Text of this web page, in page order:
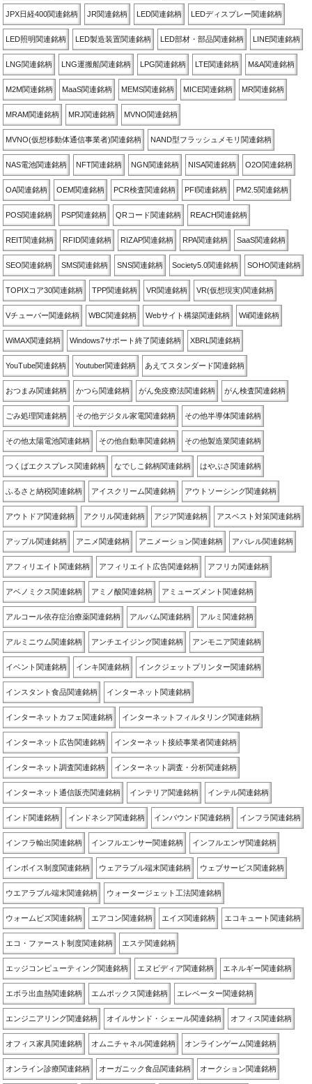
JPX日経400関連銘柄 JR関連銘柄 LED関連銘柄 LEDディスプレー関連銘柄
LED照明関連銘柄 LED製造装置関連銘柄 LED部材・部品関連銘柄 LINE関連銘柄
LNG関連銘柄 LNG運搬船関連銘柄 LPG関連銘柄 LTE関連銘柄 M&A関連銘柄
M2M関連銘柄 MaaS関連銘柄 MEMS関連銘柄 MICE関連銘柄 MR関連銘柄
MRAM関連銘柄 MRJ関連銘柄 MVNO関連銘柄
MVNO(仮想移動体通信事業者)関連銘柄 NAND型フラッシュメモリ関連銘柄
NAS電池関連銘柄 NFT関連銘柄 NGN関連銘柄 NISA関連銘柄 O2O関連銘柄
OA関連銘柄 OEM関連銘柄 PCR検査関連銘柄 PFI関連銘柄 PM2.5関連銘柄
POS関連銘柄 PSP関連銘柄 QRコード関連銘柄 REACH関連銘柄
REIT関連銘柄 RFID関連銘柄 RIZAP関連銘柄 RPA関連銘柄 SaaS関連銘柄
SEO関連銘柄 SMS関連銘柄 SNS関連銘柄 Society5.0関連銘柄 SOHO関連銘柄
TOPIXコア30関連銘柄 TPP関連銘柄 VR関連銘柄 VR(仮想現実)関連銘柄
Vチューバー関連銘柄 WBC関連銘柄 Webサイト構築関連銘柄 Wii関連銘柄
WiMAX関連銘柄 Windows7サポート終了関連銘柄 XBRL関連銘柄
YouTube関連銘柄 Youtuber関連銘柄 あえてスタンダード関連銘柄
おつまみ関連銘柄 かつら関連銘柄 がん免疫療法関連銘柄 がん検査関連銘柄
ごみ処理関連銘柄 その他デジタル家電関連銘柄 その他半導体関連銘柄
その他太陽電池関連銘柄 その他自動車関連銘柄 その他製造業関連銘柄
つくばエクスプレス関連銘柄 なでしこ銘柄関連銘柄 はやぶさ関連銘柄
ふるさと納税関連銘柄 アイスクリーム関連銘柄 アウトソーシング関連銘柄
アウトドア関連銘柄 アクリル関連銘柄 アジア関連銘柄 アスベスト対策関連銘柄
アップル関連銘柄 アニメ関連銘柄 アニメーション関連銘柄 アパレル関連銘柄
アフィリエイト関連銘柄 アフィリエイト広告関連銘柄 アフリカ関連銘柄
アベノミクス関連銘柄 アミノ酸関連銘柄 アミューズメント関連銘柄
アルコール依存症治療薬関連銘柄 アルバム関連銘柄 アルミ関連銘柄
アルミニウム関連銘柄 アンチエイジング関連銘柄 アンモニア関連銘柄
イベント関連銘柄 インキ関連銘柄 インクジェットプリンター関連銘柄
インスタント食品関連銘柄 インターネット関連銘柄
インターネットカフェ関連銘柄 インターネットフィルタリング関連銘柄
インターネット広告関連銘柄 インターネット接続事業者関連銘柄
インターネット調査関連銘柄 インターネット調査・分析関連銘柄
インターネット通信販売関連銘柄 インテリア関連銘柄 インテル関連銘柄
インド関連銘柄 インドネシア関連銘柄 インバウンド関連銘柄 インフラ関連銘柄
インフラ輸出関連銘柄 インフルエンサー関連銘柄 インフルエンザ関連銘柄
インボイス制度関連銘柄 ウェアラブル端末関連銘柄 ウェブサービス関連銘柄
ウエアラブル端末関連銘柄 ウォータージェット工法関連銘柄
ウォームビズ関連銘柄 エアコン関連銘柄 エイズ関連銘柄 エコキュート関連銘柄
エコ・ファースト制度関連銘柄 エステ関連銘柄
エッジコンピューティング関連銘柄 エヌビディア関連銘柄 エネルギー関連銘柄
エボラ出血熱関連銘柄 エムポックス関連銘柄 エレベーター関連銘柄
エンジニアリング関連銘柄 オイルサンド・シェール関連銘柄 オフィス関連銘柄
オフィス家具関連銘柄 オムニチャネル関連銘柄 オンラインゲーム関連銘柄
オンライン診療関連銘柄 オーガニック食品関連銘柄 オークション関連銘柄